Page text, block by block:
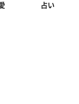
占い